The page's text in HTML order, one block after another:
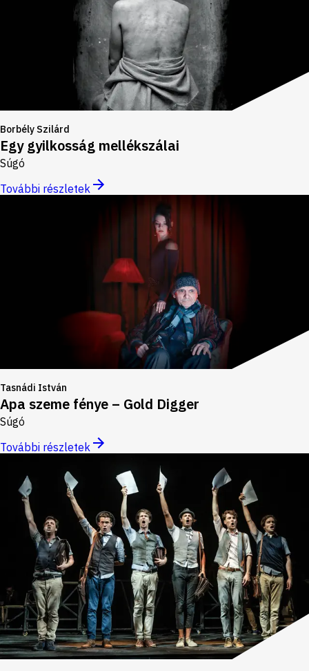
Borbély Szilárd
Egy gyilkosság mellékszálai
Súgó
További részletek
Tasnádi István
Apa szeme fénye – Gold Digger
Súgó
További részletek